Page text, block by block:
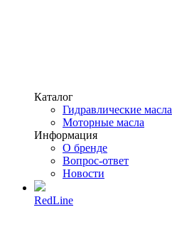
Каталог
Гидравлические масла
Моторные масла
Информация
О бренде
Вопрос-ответ
Новости
RedLine